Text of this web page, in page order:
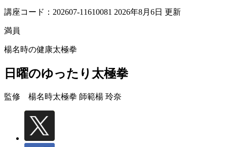
講座コード：202607-11610081 2026年8月6日 更新
満員
楊名時の健康太極拳
日曜のゆったり太極拳
監修 楊名時太極拳 師範楊 玲奈